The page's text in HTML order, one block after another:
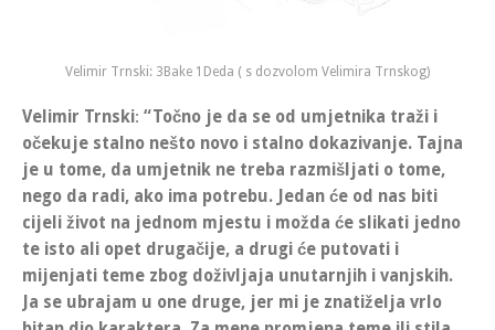
Velimir Trnski: 3Bake 1Deda ( s dozvolom Velimira Trnskog)
Velimir Trnski: “Točno je da se od umjetnika traži i
očekuje stalno nešto novo i stalno dokazivanje. Tajna
je u tome, da umjetnik ne treba razmišljati o tome,
nego da radi, ako ima potrebu. Jedan će od nas biti
cijeli život na jednom mjestu i možda će slikati jedno
te isto ali opet drugačije, a drugi će putovati i
mijenjati teme zbog doživljaja unutarnjih i vanjskih.
Ja se ubrajam u one druge, jer mi je znatiželja vrlo